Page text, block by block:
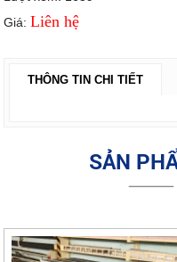
Giá: Liên hệ
THÔNG TIN CHI TIẾT
SẢN